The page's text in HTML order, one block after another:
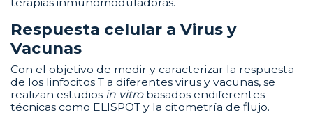
Respuesta celular a Virus y
Vacunas
Con el objetivo de medir y caracterizar la respuesta
de los linfocitos T a diferentes virus y vacunas, se
realizan estudios in vitrobasados endiferentes
técnicas como ELISPOT y la citometría de flujo.